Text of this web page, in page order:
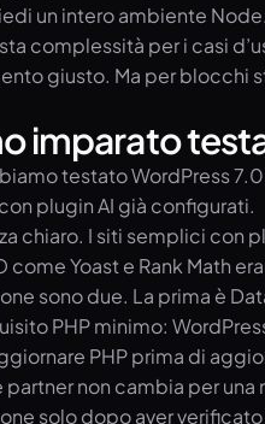
un intero ambiente
complessità per i casi
giusto. Ma per blocchi
imparato
testato WordPress
plugin AI già configurati.
chiaro. I siti semplici con
Yoast e Rank Math
sono due. La prima è
PHP minimo:
PHP prima di
non cambia per
solo dopo aver